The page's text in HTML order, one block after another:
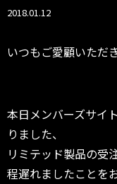
2018.01.12
いつもご愛顧いただ
本日メンバーズサイ
りました、
リミテッド製品の受
程遅れましたことを